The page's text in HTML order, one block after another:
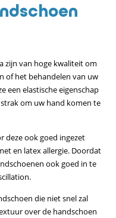
zijn van hoge kwaliteit om
of het behandelen van uw
een elastische eigenschap
om uw hand komen te
deze ook goed ingezet
en latex allergie. Doordat
ook goed in te
die niet snel zal
over de handschoen